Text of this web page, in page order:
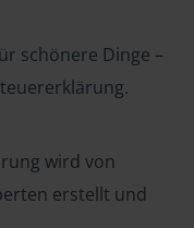
schönere Dinge –
wird von
erstellt und